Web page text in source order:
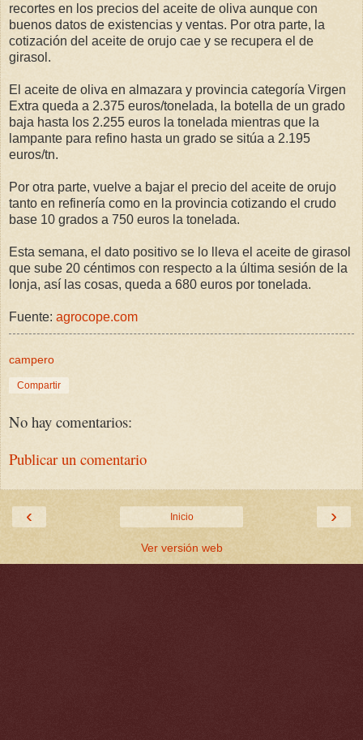
recortes en los precios del aceite de oliva aunque con
buenos datos de existencias y ventas. Por otra parte, la
cotización del aceite de orujo cae y se recupera el de
girasol.
El aceite de oliva en almazara y provincia categoría Virgen
Extra queda a 2.375 euros/tonelada, la botella de un grado
baja hasta los 2.255 euros la tonelada mientras que la
lampante para refino hasta un grado se sitúa a 2.195
euros/tn.
Por otra parte, vuelve a bajar el precio del aceite de orujo
tanto en refinería como en la provincia cotizando el crudo
base 10 grados a 750 euros la tonelada.
Esta semana, el dato positivo se lo lleva el aceite de girasol
que sube 20 céntimos con respecto a la última sesión de la
lonja, así las cosas, queda a 680 euros por tonelada.
Fuente: agrocope.com
campero
Compartir
No hay comentarios:
Publicar un comentario
‹ ›
Inicio
Ver versión web